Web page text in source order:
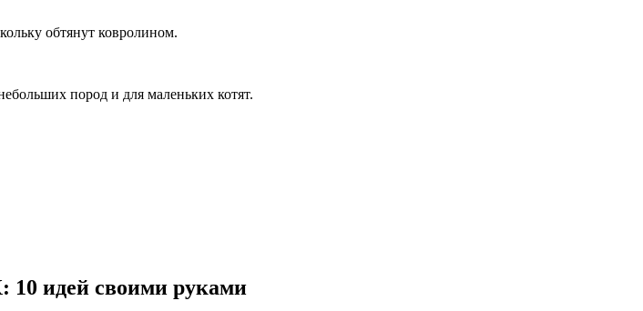
обтянут ковролином.
пород и для маленьких котят.
10 идей своими руками